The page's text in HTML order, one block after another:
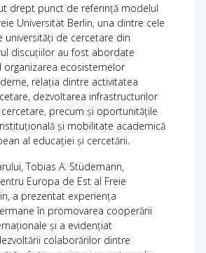
drept punct de referință modelul
Universität Berlin, una dintre cele
de cercetare din
discuțiilor au fost abordate
organizarea ecosistemelor
relația dintre activitatea
dezvoltarea infrastructurilor
precum și oportunitățile
și mobilitate academică
al educației și cercetării.
Tobias A. Stüdemann,
Europa de Est al Freie
a prezentat experiența
în promovarea cooperării
și a evidențiat
colaborărilor dintre